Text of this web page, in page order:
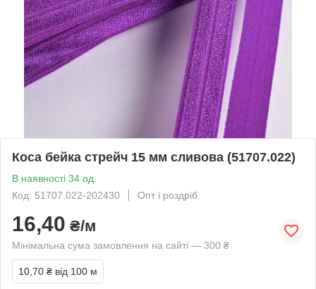
Коса бейка стрейч 15 мм сливова (51707.022)
В наявності 34 од.
Код: 51707.022-202430
Опт і роздріб
16,40 ₴/м
Мінімальна сума замовлення на сайті — 300 ₴
10,70 ₴ від 100 м